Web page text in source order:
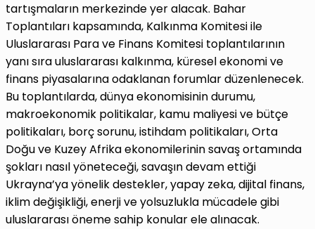
tartışmaların merkezinde yer alacak. Bahar
Toplantıları kapsamında, Kalkınma Komitesi ile
Uluslararası Para ve Finans Komitesi toplantılarının
yanı sıra uluslararası kalkınma, küresel ekonomi ve
finans piyasalarına odaklanan forumlar düzenlenecek.
Bu toplantılarda, dünya ekonomisinin durumu,
makroekonomik politikalar, kamu maliyesi ve bütçe
politikaları, borç sorunu, istihdam politikaları, Orta
Doğu ve Kuzey Afrika ekonomilerinin savaş ortamında
şokları nasıl yöneteceği, savaşın devam ettiği
Ukrayna’ya yönelik destekler, yapay zeka, dijital finans,
iklim değişikliği, enerji ve yolsuzlukla mücadele gibi
uluslararası öneme sahip konular ele alınacak.